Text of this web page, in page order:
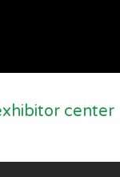
center